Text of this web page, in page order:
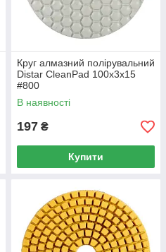
Круг алмазний полірувальний
Distar CleanPad 100x3x15
#800
В наявності
197 ₴
Купити